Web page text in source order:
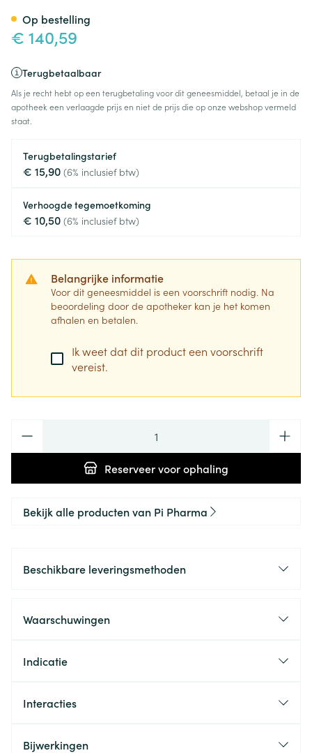
€ 140,59
Terugbetaalbaar
Als je recht hebt op een terugbetaling voor dit geneesmiddel, betaal je in de
apotheek een verlaagde prijs en niet de prijs die op onze webshop vermeld
staat.
Terugbetalingstarief
€ 15,90 (6% inclusief btw)
Verhoogde tegemoetkoming
€ 10,50 (6% inclusief btw)
Belangrijke informatie
Voor dit geneesmiddel is een voorschrift nodig. Na
beoordeling door de apotheker kan je het komen
afhalen en betalen.
Ik weet dat dit product een voorschrift
vereist.
Reserveervoor ophaling
Op bestelling
Bekijk alle producten van Pi Pharma
Beschikbare leveringsmethoden
Waarschuwingen
Indicatie
Interacties
Bijwerkingen